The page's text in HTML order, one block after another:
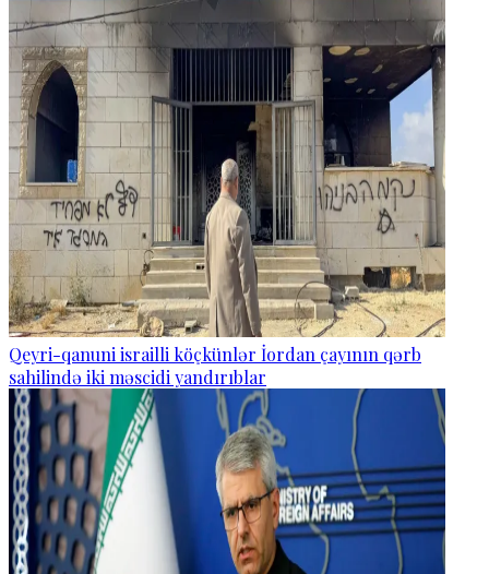
Qeyri-qanuni israilli köçkünlər İordan çayının qərb
sahilində iki məscidi yandırıblar